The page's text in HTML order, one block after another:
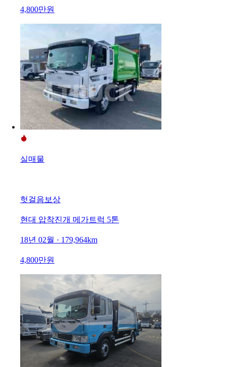
4,800만원
실매물
헛걸음보상
현대 압착진개 메가트럭 5톤
18년 02월 · 179,964km
4,800만원